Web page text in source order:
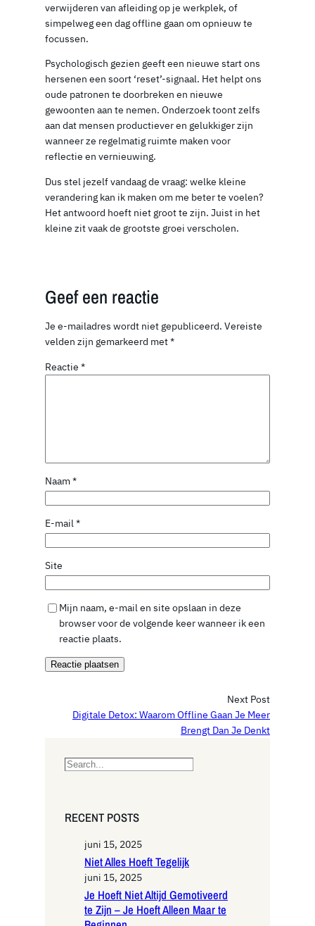
verwijderen van afleiding op je werkplek, of
simpelweg een dag offline gaan om opnieuw te
focussen.
Psychologisch gezien geeft een nieuwe start ons
hersenen een soort ‘reset’-signaal. Het helpt ons
oude patronen te doorbreken en nieuwe
gewoonten aan te nemen. Onderzoek toont zelfs
aan dat mensen productiever en gelukkiger zijn
wanneer ze regelmatig ruimte maken voor
reflectie en vernieuwing.
Dus stel jezelf vandaag de vraag: welke kleine
verandering kan ik maken om me beter te voelen?
Het antwoord hoeft niet groot te zijn. Juist in het
kleine zit vaak de grootste groei verscholen.
Geef een reactie
Je e-mailadres wordt niet gepubliceerd. Vereiste
velden zijn gemarkeerd met*
Reactie *
Naam*
E-mail*
Site
Mijn naam, e-mail en site opslaan in deze
browser voor de volgende keer wanneer ik een
reactie plaats.
Next Post
Digitale Detox: Waarom Offline Gaan Je Meer
Brengt Dan Je Denkt
S
rRECENT POSTS
juni 15, 2025
Niet Alles Hoeft Tegelijk
juni 15, 2025
Je Hoeft Niet Altijd Gemotiveerd
te Zijn – Je Hoeft Alleen Maar te